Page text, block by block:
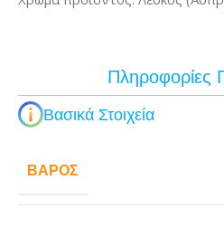
Πληροφορίες
Βασικά Στοιχεία
ΒΆΡΟΣ